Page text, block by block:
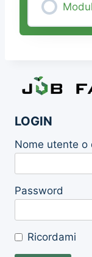
0%
LOGIN
Nome utente o
Password
Ricordami